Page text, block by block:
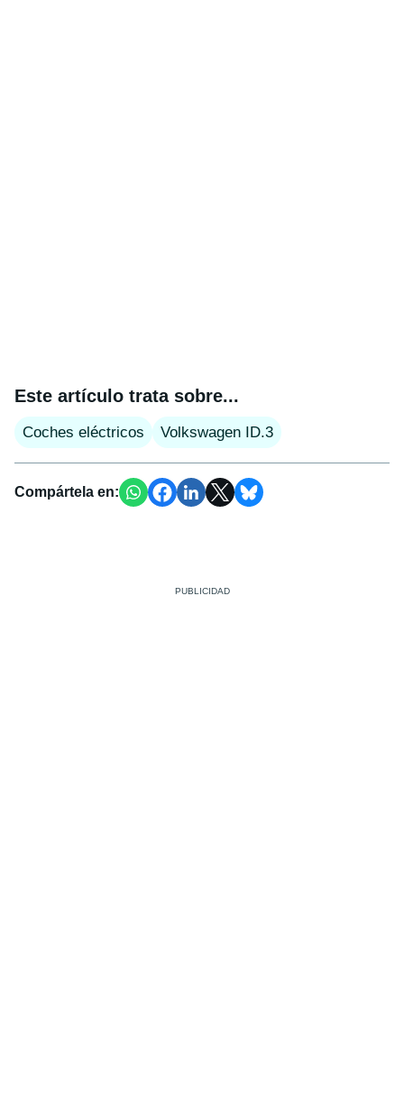
Este artículo trata sobre...
Coches eléctricos Volkswagen ID.3
Compártela en: